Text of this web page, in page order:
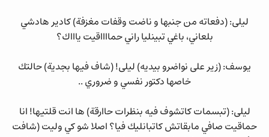
ليلى: (دفعاته من جنبها و ناضت وقفات مغزفة) كادير هادشي
بلعاني، باغي تبينليا راني حمااااقيت ياااك؟
يوسف: (زير على نواضرو بيديه) ليلى! (شاف فيها بجدية) حالتك
خاصها دكتور نفسي و ضروري ..
ليلى: (تبسمات كاتشوف فيه بنظرات حاارقة) ها انت قلتيها! انا
حماقيت صافي مابقاتش كاتبانليك فيا؟ اصلا شو كي وليت (شافت